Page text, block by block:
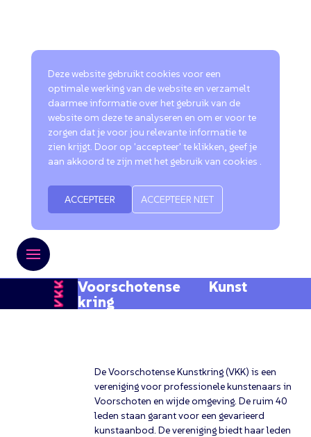
Deze website gebruikt cookies voor een
optimale werking van de website en verzamelt
daarmee informatie over het gebruik van de
website om deze te analyseren en om er voor te
zorgen dat je voor jou relevante informatie te
zien krijgt. Door op 'accepteer' te klikken, geef je
aan akkoord te zijn met het gebruik van cookies .
ACCEPTEER ACCEPTEER NIET
Voorschotense Kunst
kring
De Voorschotense Kunstkring (VKK) is een
vereniging voor professionele kunstenaars in
Voorschoten en wijde omgeving. De ruim 40
leden staan garant voor een gevarieerd
kunstaanbod. De vereniging biedt haar leden